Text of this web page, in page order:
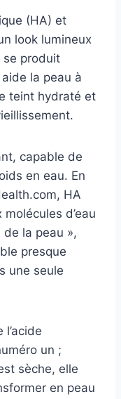
(HA) et
look lumineux
se produit
la peau à
teint hydraté et
capable de
en eau. En
HA
d’eau
la peau »,
presque
une seule
un ;
sèche, elle
en peau